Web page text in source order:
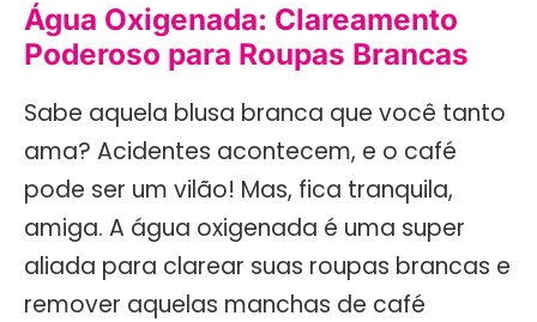
Água Oxigenada: Clareamento
Poderoso para Roupas Brancas
Sabe aquela blusa branca que você tanto
ama? Acidentes acontecem, e o café
pode ser um vilão! Mas, fica tranquila,
amiga. A água oxigenada é uma super
aliada para clarear suas roupas brancas e
remover aquelas manchas de café